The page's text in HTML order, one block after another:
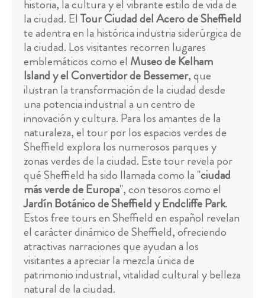
historia, la cultura y el vibrante estilo de vida de
la ciudad. El Tour Ciudad del Acero de Sheffield
te adentra en la histórica industria siderúrgica de
la ciudad. Los visitantes recorren lugares
emblemáticos como el Museo de Kelham
Island y el Convertidor de Bessemer, que
ilustran la transformación de la ciudad desde
una potencia industrial a un centro de
innovación y cultura. Para los amantes de la
naturaleza, el tour por los espacios verdes de
Sheffield explora los numerosos parques y
zonas verdes de la ciudad. Este tour revela por
qué Sheffield ha sido llamada como la "ciudad
más verde de Europa", con tesoros como el
Jardín Botánico de Sheffield y Endcliffe Park.
Estos free tours en Sheffield en español revelan
el carácter dinámico de Sheffield, ofreciendo
atractivas narraciones que ayudan a los
visitantes a apreciar la mezcla única de
patrimonio industrial, vitalidad cultural y belleza
natural de la ciudad.